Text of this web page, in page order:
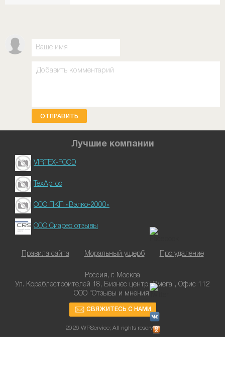
ОТПРАВИТЬ
Лучшие компании
VIRTEX-FOOD
ТехАргос
ООО ПКП «Вэлко-2000»
ООО Сиарес отзывы
Правила сайта Моральный ущерб Про удаление
Россия, г. Москва
Ул. Кораблестроителей 18, Бизнес центр "Омега", Офис 112
ООО "Отзывы и мнения"
СВЯЖИТЕСЬ С НАМИ
2026 WRService; All rights reserved